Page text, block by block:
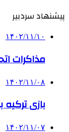
پیشنهاد سردبیر
۱۴۰۲/۱۱/۱۰
مذاکرات
۱۴۰۲/۱۱/۰۸
بازی
۱۴۰۲/۱۱/۰۷